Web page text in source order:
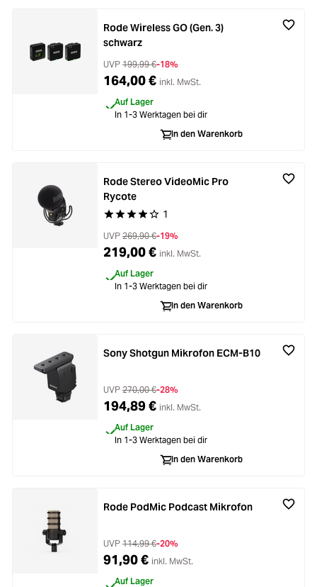
Rode Wireless GO (Gen. 3)
schwarz
UVP 199,99 €-18%
164,00 € inkl. MwSt.
Auf Lager
In 1-3 Werktagen bei dir
In den Warenkorb
Durchschnittliche Bewertung von 4 von 5
1
Rode Stereo VideoMic Pro
Rycote
UVP 269,90 €-19%
219,00 € inkl. MwSt.
Auf Lager
In 1-3 Werktagen bei dir
In den Warenkorb
Sony Shotgun Mikrofon ECM-B10
UVP 270,00 €-28%
194,89 € inkl. MwSt.
Auf Lager
In 1-3 Werktagen bei dir
In den Warenkorb
Rode PodMic Podcast Mikrofon
UVP 114,99 €-20%
91,90 € inkl. MwSt.
Auf Lager